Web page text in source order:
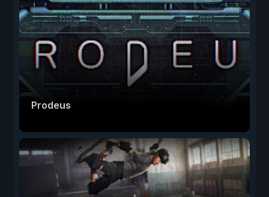
Prodeus